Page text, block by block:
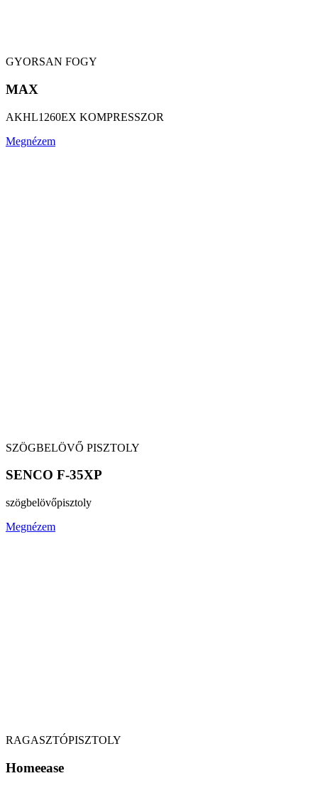
GYORSAN FOGY
MAX
AKHL1260EX KOMPRESSZOR
Megnézem
SZÖGBELÖVŐ PISZTOLY
SENCO F-35XP
szögbelövőpisztoly
Megnézem
RAGASZTÓPISZTOLY
Homeease